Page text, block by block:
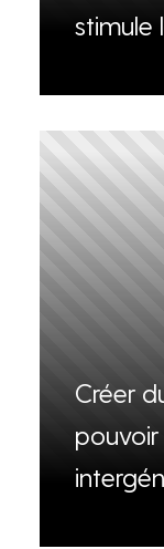
stimule
Créer